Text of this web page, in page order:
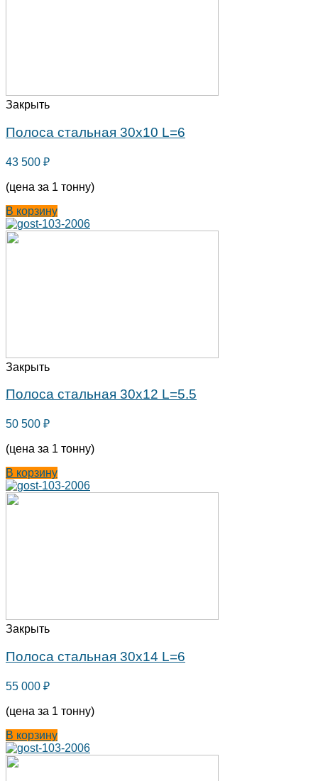
Закрыть
Полоса стальная 30х10 L=6
43 500 ₽
(цена за 1 тонну)
В корзину
Закрыть
Полоса стальная 30х12 L=5.5
50 500 ₽
(цена за 1 тонну)
В корзину
Закрыть
Полоса стальная 30х14 L=6
55 000 ₽
(цена за 1 тонну)
В корзину